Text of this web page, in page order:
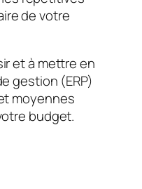
de votre
et à mettre en
gestion (ERP)
moyennes
budget.